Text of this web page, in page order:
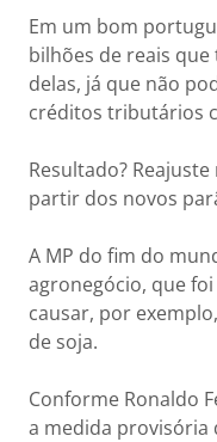
Em um bom
bilhões de reais
delas, já que não
créditos tributários
Resultado?
partir dos novos
A MP do fim do
agronegócio, que
causar, por
de soja.
Conforme Ronaldo
a medida